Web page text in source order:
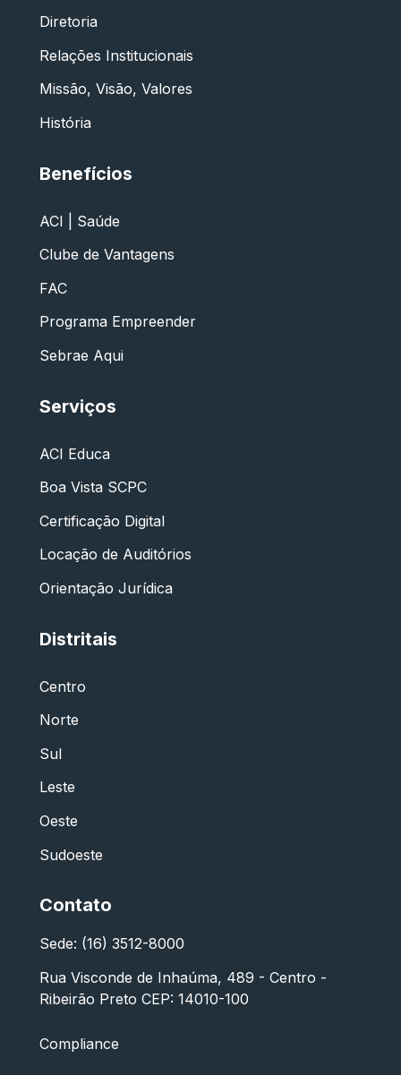
Diretoria
Relações Institucionais
Missão, Visão, Valores
História
Benefícios
ACI | Saúde
Clube de Vantagens
FAC
Programa Empreender
Sebrae Aqui
Serviços
ACI Educa
Boa Vista SCPC
Certificação Digital
Locação de Auditórios
Orientação Jurídica
Distritais
Centro
Norte
Sul
Leste
Oeste
Sudoeste
Contato
Sede: (16) 3512-8000
Rua Visconde de Inhaúma, 489 - Centro -
Ribeirão Preto CEP: 14010-100
Compliance